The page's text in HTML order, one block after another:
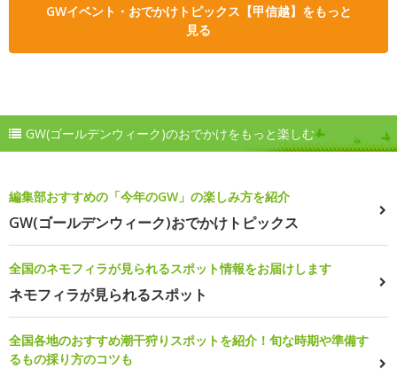
GWイベント・おでかけトピックス【甲信越】をもっと
見る
GW(ゴールデンウィーク)のおでかけをもっと楽しむ
編集部おすすめの「今年のGW」の楽しみ方を紹介
GW(ゴールデンウィーク)おでかけトピックス
全国のネモフィラが見られるスポット情報をお届けします
ネモフィラが見られるスポット
全国各地のおすすめ潮干狩りスポットを紹介！旬な時期や準備す
るもの採り方のコツも